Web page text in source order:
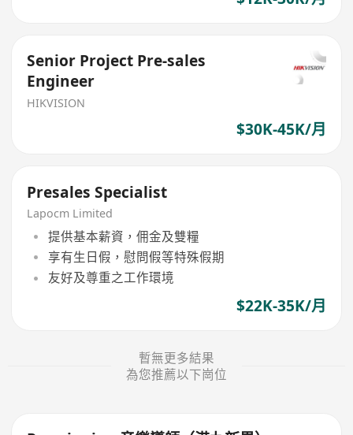
Senior Project Pre-sales
Engineer
HIKVISION
$30K-45K/月
Presales Specialist
Lapocm Limited
提供基本薪資，佣金及雙糧
享有生日假，慰問假等特殊假期
友好及尊重之工作環境
$22K-35K/月
暫無更多結果
為您推薦以下崗位